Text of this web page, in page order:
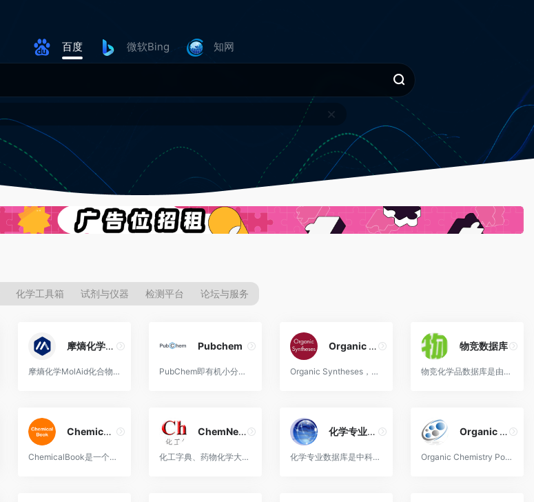
百度 微软Bing 知网
化学工具箱​ 试剂与仪器 检测平台 论坛与服务
摩熵化学MolAid
摩熵化学MolAid化合物检索及合成设计平台，作为国内领先的化学数据库，收录亿级化合物信息与上千万反应数据，实验全场景覆盖，为用户提供精准数据服务。
Pubchem
PubChem即有机小分子生物活性数据，是一种化学模组的数据库，由美国国家健康研究院支持，美国国家生物技术信息中心负责维护。
Organic Syntheses
Organic Syntheses，有机合成手册数据库，提供了详细、可靠且经过仔细检查的有机化合物合成程序检索。
物竞数据库
物竞化学品数据库是由上海物竞化工科技有限公司开发并维护的综合性公共化学品数据平台。
ChemicalBook
ChemicalBook是一个提供化学产品信息的在线平台，用户可以在这里查找化学品的详细资料，包括化学名称、结构式、物化性质、安全信息、用途、供应商联系方式等。Chemicalbook的化学数据和市场信息是化工行业专业人士和研究人员的重要资源。
ChemNet-化工助手
化工字典、药物化学大辞典在线查询
化学专业数据库
化学专业数据库是中科院上海有机化学研究所承担建设的综合科技信息数据库的重要组成部分，是中科院知识创新工程信息化建设的重大专项，为上海研发公共服务平台提供化学化工数据共享服务。
Organic Chemistry Portal
Organic Chemistry Portal 是一个在线资源，旨在为有机化学家提供各种有机化学相关的信息、资源和工具